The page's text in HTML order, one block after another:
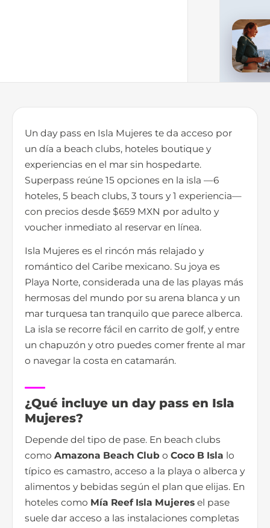
Un day pass en Isla Mujeres te da acceso por
un día a beach clubs, hoteles boutique y
experiencias en el mar sin hospedarte.
Superpass reúne 15 opciones en la isla —6
hoteles, 5 beach clubs, 3 tours y 1 experiencia—
con precios desde $659 MXN por adulto y
voucher inmediato al reservar en línea.
Isla Mujeres es el rincón más relajado y
romántico del Caribe mexicano. Su joya es
Playa Norte, considerada una de las playas más
hermosas del mundo por su arena blanca y un
mar turquesa tan tranquilo que parece alberca.
La isla se recorre fácil en carrito de golf, y entre
un chapuzón y otro puedes comer frente al mar
o navegar la costa en catamarán.
¿Qué incluye un day pass en Isla
Mujeres?
Depende del tipo de pase. En beach clubs
como Amazona Beach Club o Coco B Isla lo
típico es camastro, acceso a la playa o alberca y
alimentos y bebidas según el plan que elijas. En
hoteles como Mía Reef Isla Mujeres el pase
suele dar acceso a las instalaciones completas